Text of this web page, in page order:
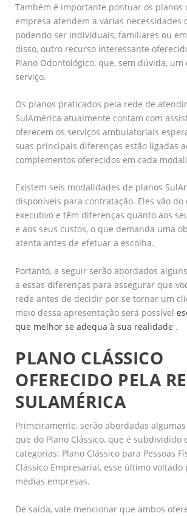
Também é importante pontuar os planos
empresa atendem a várias necessidades
podendo ser individuais, familiares ou
disso, outro recurso interessante
Plano Odontológico, que, sem dúvida,
serviço.
Os planos praticados pela rede de
SulAmérica atualmente contam com
oferecem os serviços ambulatoriais
suas principais diferenças estão ligadas
complementos oferecidos em cada
Existem seis modalidades de planos
disponíveis para contratação. Eles vão do
executivo e têm diferenças quanto aos
e aos seus custos, o que demanda uma
atenta antes de efetuar a escolha.
Portanto, a seguir serão abordados
a essas diferenças para assegurar que
rede antes de decidir por se tornar um
meio dessa apresentação será possível
que melhor se adequa à sua realidade .
PLANO CLÁSSICO
OFERECIDO PELA
SULAMÉRICA
Primeiramente, serão abordadas
que do Plano Clássico, que é subdividido
categorias: Plano Clássico para Pessoas
Clássico Empresarial, esse último voltado
médias empresas.
De saída, vale mencionar que ambos